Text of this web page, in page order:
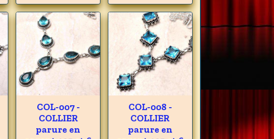
COL-007 -
COLLIER
parure en
COL-008 -
COLLIER
parure en